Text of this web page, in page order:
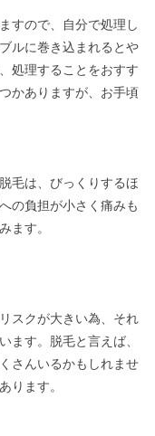
すので、自分で処理し
ルに巻き込まれるとや
処理することをおすす
かありますが、お手頃
毛は、びっくりするほ
の負担が小さく痛みも
ます。
スクが大きい為、それ
ます。脱毛と言えば、
さんいるかもしれませ
ります。